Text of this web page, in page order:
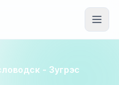
- Зугрэс